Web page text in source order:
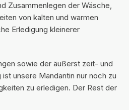
Zusammenlegen der Wäsche,
von kalten und warmen
Erledigung kleinerer
sowie der äußerst zeit- und
unsere Mandantin nur noch zu
zu erledigen. Der Rest der